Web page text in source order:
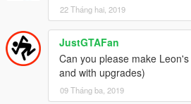
22 Tháng hai, 2019
JustGTAFan
Can you please make
and with upgrades)
09 Tháng ba, 2019